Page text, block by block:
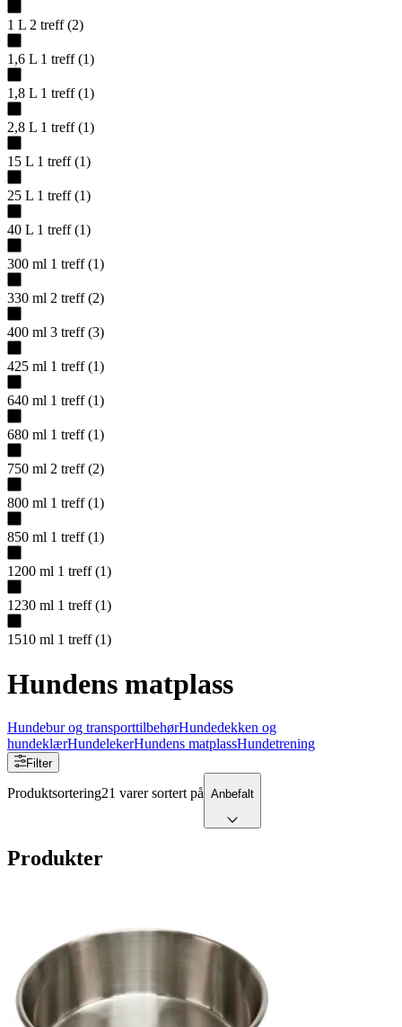
1 L 2 treff (2)
1,6 L 1 treff (1)
1,8 L 1 treff (1)
2,8 L 1 treff (1)
15 L 1 treff (1)
25 L 1 treff (1)
40 L 1 treff (1)
300 ml 1 treff (1)
330 ml 2 treff (2)
400 ml 3 treff (3)
425 ml 1 treff (1)
640 ml 1 treff (1)
680 ml 1 treff (1)
750 ml 2 treff (2)
800 ml 1 treff (1)
850 ml 1 treff (1)
1200 ml 1 treff (1)
1230 ml 1 treff (1)
1510 ml 1 treff (1)
Hundens matplass
Hundebur og transporttilbehørHundedekken og
hundeklærHundelekerHundens matplassHundetrening
Filter
Produktsortering21 varer sortert på Anbefalt
Produkter